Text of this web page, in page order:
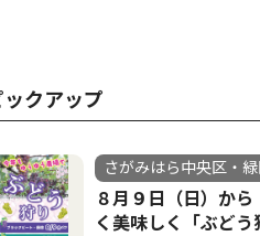
ックアップ
さがみはら中央区・
８月９日（日）か
く美味しく「ぶどう